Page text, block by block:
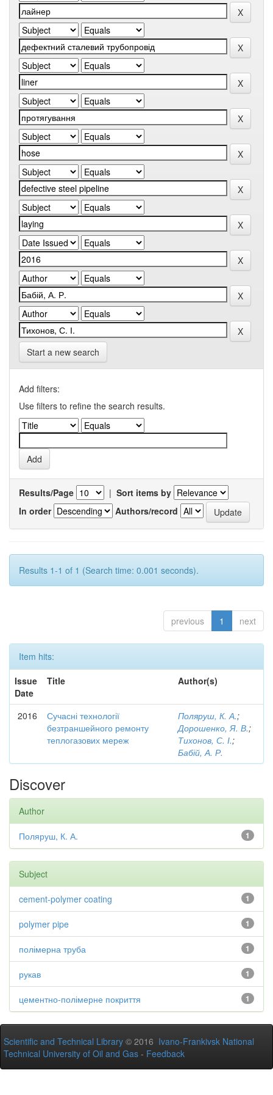
Start a new search
Add filters:
Use filters to refine the search results.
Results/Page | Sort items by
In order
Authors/record
Results 1-1 of 1 (Search time: 0.001 seconds).
previous 1 next
Item hits:
Issue
Date
Title Author(s)
2016
Сучасні технології
безтраншейного ремонту
теплогазових мереж
Поляруш, К. А.;
Дорошенко, Я. В.;
Тихонов, С. І.;
Бабій, А. Р.
Discover
Author
1
Поляруш, К. А.
Subject
1
cement-polymer coating
1
polymer pipe
1
полімерна труба
1
рукав
1
цементно-полімерне покриття
Scientific and Technical Library © 2016 Ivano-Frankivsk National
Technical University of Oil and Gas - Feedback